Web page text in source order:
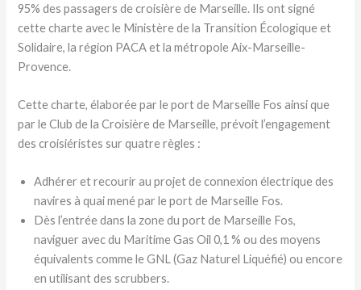
95% des passagers de croisière de Marseille. Ils ont signé
cette charte avec le Ministère de la Transition Écologique et
Solidaire, la région PACA et la métropole Aix-Marseille-
Provence.
Cette charte, élaborée par le port de Marseille Fos ainsi que
par le Club de la Croisière de Marseille, prévoit l’engagement
des croisiéristes sur quatre règles :
Adhérer et recourir au projet de connexion électrique des
navires à quai mené par le port de Marseille Fos.
Dès l’entrée dans la zone du port de Marseille Fos,
naviguer avec du Maritime Gas Oil 0,1 % ou des moyens
équivalents comme le GNL (Gaz Naturel Liquéfié) ou encore
en utilisant des scrubbers.